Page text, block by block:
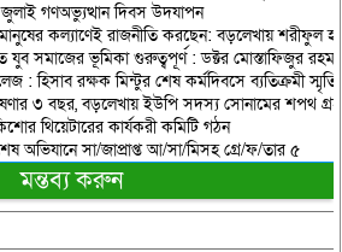
জুলাই গণঅভ্যুত্থান দিবস উদযাপন
মানুষের কল্যাণেই রাজনীতি করছেন: বড়লেখায় শরীফুল
সমাজের ভূমিকা গুরুত্বপূর্ণ : ডক্টর মোস্তাফিজুর
: হিসাব রক্ষক মিন্টুর শেষ কর্মদিবসে ব্যতিক্রমী
৩ বছর, বড়লেখায় ইউপি সদস্য সোনামের শপথ
থিয়েটারের কার্যকরী কমিটি গঠন
অভিযানে সা/জাপ্রাপ্ত আ/সা/মিসহ গ্রে/ফ/তার ৫
মন্তব্য করুন